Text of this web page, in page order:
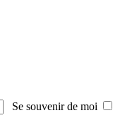
Se souvenir de moi